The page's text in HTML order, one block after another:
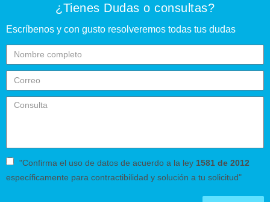
¿Tienes Dudas o consultas?
Escríbenos y con gusto resolveremos todas tus dudas
"Confirma el uso de datos de acuerdo a la ley 1581 de 2012
específicamente para contractibilidad y solución a tu solicitud"